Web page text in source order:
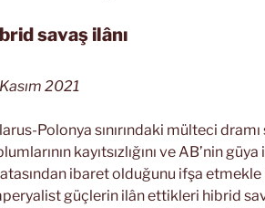
savaş ilânı
2021
Polonya sınırındaki mülteci
kayıtsızlığını ve AB’nin
ibaret olduğunu ifşa etmekle
güçlerin ilân ettikleri hibrid